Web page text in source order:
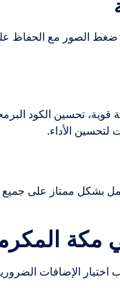
ضغط الصور مع
الأداء.
بشكل ممتاز على
مكة
اختيار الإضافات